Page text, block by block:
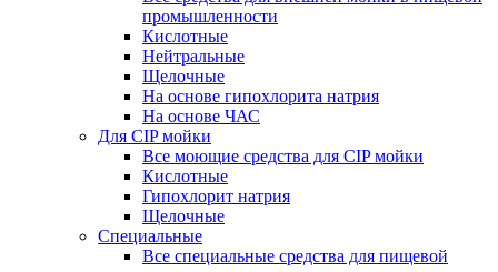
промышленности
Кислотные
Нейтральные
Щелочные
На основе гипохлорита натрия
На основе ЧАС
Для CIP мойки
Все моющие средства для CIP мойки
Кислотные
Гипохлорит натрия
Щелочные
Специальные
Все специальные средства для пищевой